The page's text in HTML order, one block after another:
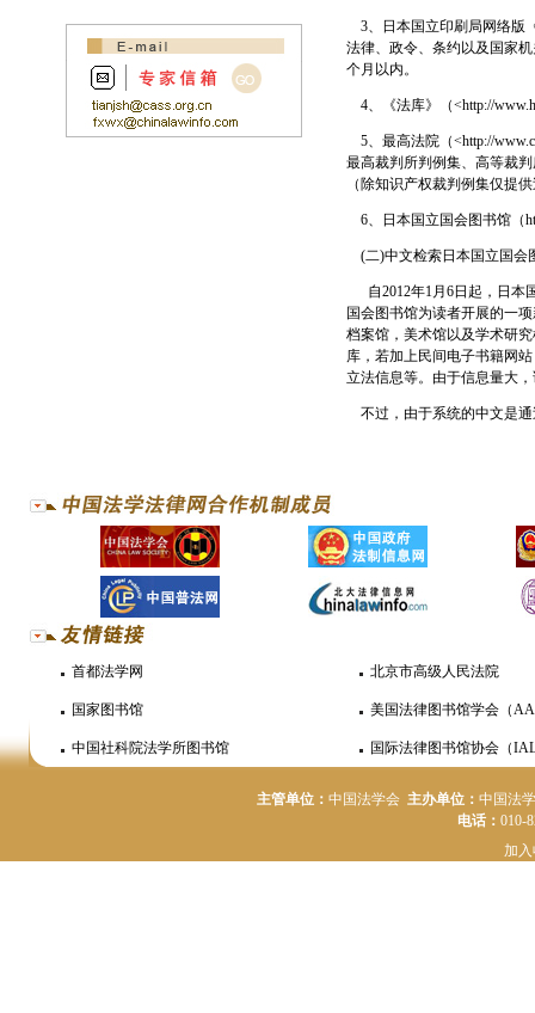
3、日本国立印刷局网络版
法律、政令、条约以及国家
个月以内。
4、《法库》（<http://
5、最高法院（<http://
最高裁判所判例集、高等裁
（除知识产权裁判例集仅提
6、日本国立国会图书馆（
(二)中文检索日本国立国会
自2012年1月 6日起，日本
国会图书馆为读者开展的一
档案馆，美术馆以及学术研
库，若加上民间电子书籍网
立法信息等。由于信息量大
不过，由于系统的中文是
首都法学网 北京市高级人民法院
国家图书馆 美国法律图书馆学会（
中国社科院法学所图书馆 国际法律图书馆协会（
主管单位： 中国法学会 主办单位： 中国法
电话： 010-
加